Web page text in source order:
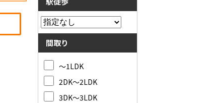
間取り
～1LDK
2DK～2LDK
3DK～3LDK